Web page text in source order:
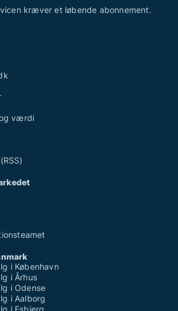
kræver et løbende abonnement.
værdi
i København
i Århus
i Odense
i Aalborg
i Esbjerg